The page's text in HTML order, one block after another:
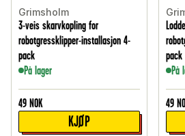
Grimsholm
3-veis skarvkopling for
robotgressklipper-installasjon 4-
pack
På lager
49 NOK
KJØP
pack
På
49